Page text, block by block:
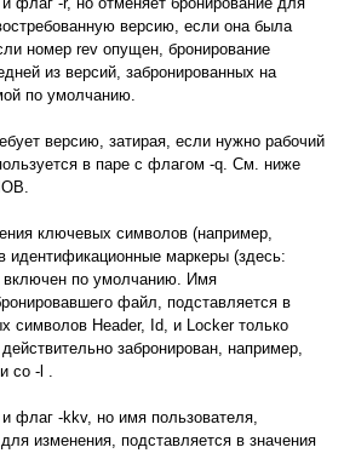
версию, если она была
номер rev опущен, бронирование
из версий, забронированных на
по умолчанию.
версию, затирая, если нужно рабочий
в паре с флагом -q. См. ниже
ключевых символов (например,
идентификационные маркеры (здесь:
включен по умолчанию. Имя
файл, подставляется в
символов Header, Id, и Locker только
забронирован, например,
co -l .
флаг -kkv, но имя пользователя,
изменения, подставляется в значения